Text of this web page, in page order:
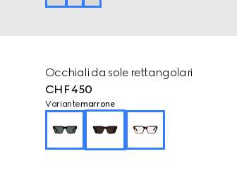
Occhiali da sole rettangolari
CHF 450
Variantemarrone